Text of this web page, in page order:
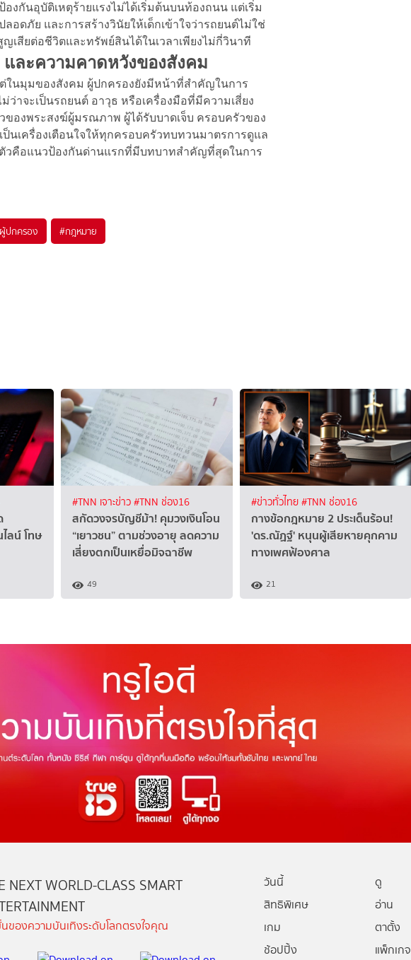
งกันอุบัติเหตุร้ายแรงไม่ได้เริ่มต้นบนท้องถนน แต่เริ่ม
ดภัย และการสร้างวินัยให้เด็กเข้าใจว่ารถยนต์ไม่ใช่
เสียต่อชีวิตและทรัพย์สินได้ในเวลาเพียงไม่กี่วินาที
ละความคาดหวังของสังคม
ในมุมของสังคม ผู้ปกครองยังมีหน้าที่สำคัญในการ
ว่าจะเป็นรถยนต์ อาวุธ หรือเครื่องมือที่มีความเสี่ยง
องพระสงฆ์ผู้มรณภาพ ผู้ได้รับบาดเจ็บ ครอบครัวของ
นเครื่องเตือนใจให้ทุกครอบครัวทบทวนมาตรการดูแล
ตัวคือแนวป้องกันด่านแรกที่มีบทบาทสำคัญที่สุดในการ
ปกครอง #กฎหมาย
ลน์ โทษ
#TNN เจาะข่าว#TNN ช่อง16
สกัดวงจรบัญชีม้า! คุมวงเงินโอน
“เยาวชน” ตามช่วงอายุ ลดความ
เสี่ยงตกเป็นเหยื่อมิจฉาชีพ
49
#ข่าวทั่วไทย#TNN ช่อง16
กางข้อกฎหมาย 2 ประเด็นร้อน!
'ดร.ณัฏฐ์' หนุนผู้เสียหายคุกคาม
ทางเพศฟ้องศาล
21
NEXT WORLD-CLASS SMART
ของความบันเทิงระดับโลกตรงใจคุณ
วันนี้
ดู
สิทธิพิเศษ
อ่าน
เกม
ตาตั้ง
ช้อปปิ้ง
แพ็กเกจ